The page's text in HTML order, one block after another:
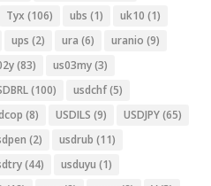
Tyx (106) ubs (1) uk10 (1)
ups (2) ura (6) uranio (9)
(83) us03my(3)
(100) usdchf(5)
(8) USDILS (9) USDJPY(65)
(2) usdrub (11)
(44) usduyu (1)